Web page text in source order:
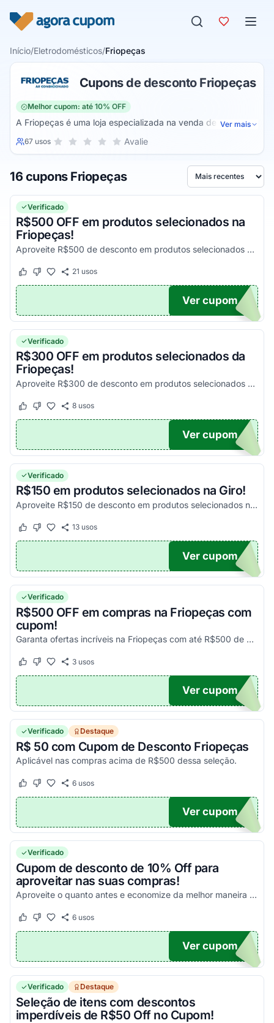
Início/Eletrodomésticos/Friopeças
Cupons de desconto Friopeças
Melhor cupom: até 10% OFF
A Friopeças é uma loja especializada na venda de ar
condicionado. O nome da empresa é um dos mais
crescimento constante a loja passou a comercializar
também outros eletrodomésticos e produtos do gênero.
Ver mais
67 usosSua nota para Friopeças, de 1 a 5 estrelas
5 estrelas
4 estrelas
3 estrelas
2 estrelas
1 estrela Avalie
16 cupons Friopeças Ordenar por
Verificado
R$500 OFF em produtos selecionados na
Friopeças!
Aproveite R$500 de desconto em produtos selecionados da Friopeças. Oferta exclusiva e por tempo limitado!
Este cupom funcionou
Este cupom não funcionou
21 usos
00
Ver cupom
Verificado
R$300 OFF em produtos selecionados da
Friopeças!
Aproveite R$300 de desconto em produtos selecionados na Friopeças. Oferta imperdível e limitada!
Este cupom funcionou
Este cupom não funcionou
8usos
300
Ver cupom
Verificado
R$150 em produtos selecionados na Giro!
Aproveite R$150 de desconto em produtos selecionados na Giro e garanta economia agora mesmo!
Este cupom funcionou
Este cupom não funcionou
13usos
50
Ver cupom
Verificado
R$500 OFF em compras na Friopeças com
cupom!
Garanta ofertas incríveis na Friopeças com até R$500 de desconto em produtos selecionados!
Este cupom funcionou
Este cupom não funcionou
3usos
50
Ver cupom
Verificado Destaque
R$ 50 com Cupom de Desconto Friopeças
Aplicável nas compras acima de R$500 dessa seleção.
Este cupom funcionou
Este cupom não funcionou
6usos
50
Ver cupom
Verificado
Cupom de desconto de 10% Off para
aproveitar nas suas compras!
Aproveite o quanto antes e economize da melhor maneira possível nas suas compras!
Este cupom funcionou
Este cupom não funcionou
6usos
HO10
Ver cupom
Verificado Destaque
Seleção de itens com descontos
imperdíveis de R$50 Off no Cupom!